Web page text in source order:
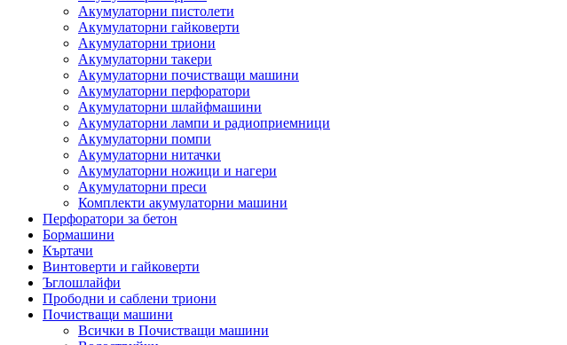
Акумулаторни пистолети
Акумулаторни гайковерти
Акумулаторни триони
Акумулаторни такери
Акумулаторни почистващи машини
Акумулаторни перфоратори
Акумулаторни шлайфмашини
Акумулаторни лампи и радиоприемници
Акумулаторни помпи
Акумулаторни нитачки
Акумулаторни ножици и нагери
Акумулаторни преси
Комплекти акумулаторни машини
Перфоратори за бетон
Бормашини
Къртачи
Винтоверти и гайковерти
Ъглошлайфи
Прободни и саблени триони
Почистващи машини
Всички в Почистващи машини